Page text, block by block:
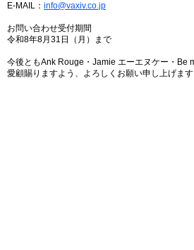
E-MAIL： info@vaxiv.co.jp
お問い合わせ受付期間
令和8年8月31日（月）まで
今後ともAnk Rouge・Jamie エーエヌケー・Be
愛顧賜りますよう、よろしくお願い申し上げます